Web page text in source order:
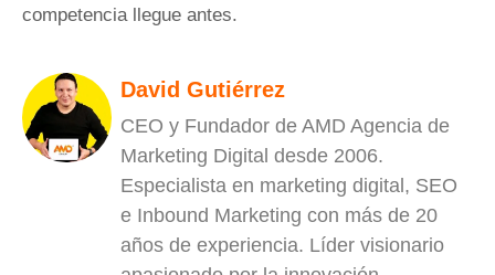
competencia llegue antes.
David Gutiérrez
CEO y Fundador de AMD Agencia de
Marketing Digital desde 2006.
Especialista en marketing digital, SEO
e Inbound Marketing con más de 20
años de experiencia. Líder visionario